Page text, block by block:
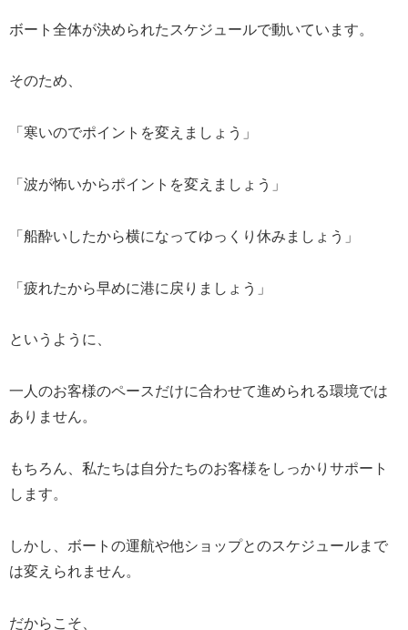
ボート全体が決められたスケジュールで動いています。
そのため、
「寒いのでポイントを変えましょう」
「波が怖いからポイントを変えましょう」
「船酔いしたから横になってゆっくり休みましょう」
「疲れたから早めに港に戻りましょう」
というように、
一人のお客様のペースだけに合わせて進められる環境では
ありません。
もちろん、私たちは自分たちのお客様をしっかりサポート
します。
しかし、ボートの運航や他ショップとのスケジュールまで
は変えられません。
だからこそ、